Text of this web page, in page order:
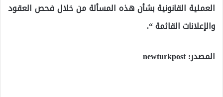
العملية القانونية بشأن هذه المسألة من خلال فحص العقود
والإعلانات القائمة “.
المصدر: newturkpost